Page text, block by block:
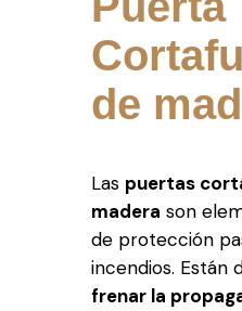
de
Las puertas
madera son
de protección
incendios. Están
frenar la